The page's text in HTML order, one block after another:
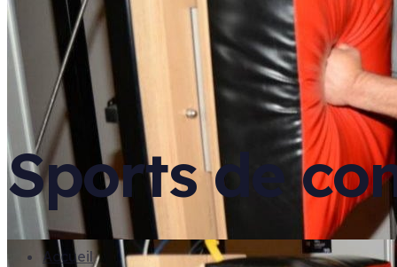
Sports de
Accueil